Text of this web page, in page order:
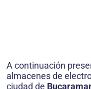
A continuación
almacenes de
ciudad de